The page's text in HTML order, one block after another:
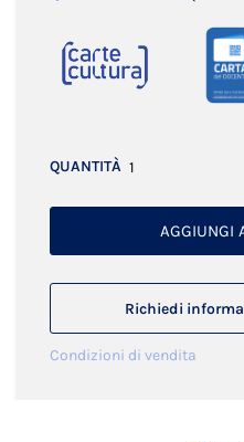
QUANTITÀ
AGGIUNGI
Richiedi
Condizioni di vendita